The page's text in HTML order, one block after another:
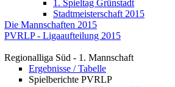
1. Spieltag Grünstadt
Stadtmeisterschaft 2015
Die Mannschaften 2015
PVRLP - Ligaaufteilung 2015
Regionalliga Süd - 1. Mannschaft
Ergebnisse / Tabelle
Spielberichte PVRLP